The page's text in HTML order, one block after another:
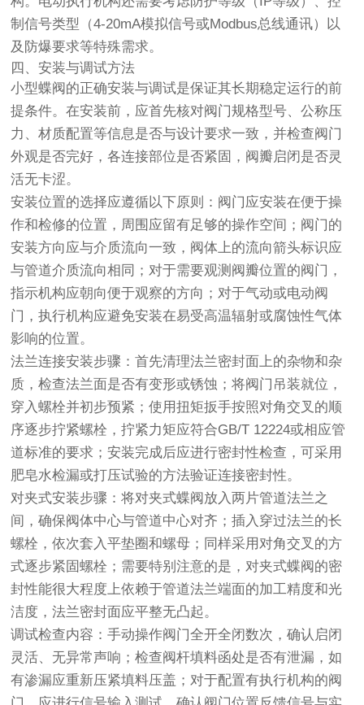
制信号类型（4-20mA模拟信号或Modbus总线通讯）以
及防爆要求等特殊需求。
四、安装与调试方法
小型蝶阀的正确安装与调试是保证其长期稳定运行的前
提条件。在安装前，应首先核对阀门规格型号、公称压
力、材质配置等信息是否与设计要求一致，并检查阀门
外观是否完好，各连接部位是否紧固，阀瓣启闭是否灵
活无卡涩。
安装位置的选择应遵循以下原则：阀门应安装在便于操
作和检修的位置，周围应留有足够的操作空间；阀门的
安装方向应与介质流向一致，阀体上的流向箭头标识应
与管道介质流向相同；对于需要观测阀瓣位置的阀门，
指示机构应朝向便于观察的方向；对于气动或电动阀
门，执行机构应避免安装在易受高温辐射或腐蚀性气体
影响的位置。
法兰连接安装步骤：首先清理法兰密封面上的杂物和杂
质，检查法兰面是否有变形或锈蚀；将阀门吊装就位，
穿入螺栓并初步预紧；使用扭矩扳手按照对角交叉的顺
序逐步拧紧螺栓，拧紧力矩应符合GB/T 12224或相应管
道标准的要求；安装完成后应进行密封性检查，可采用
肥皂水检漏或打压试验的方法验证连接密封性。
对夹式安装步骤：将对夹式蝶阀放入两片管道法兰之
间，确保阀体中心与管道中心对齐；插入穿过法兰的长
螺栓，依次套入平垫圈和螺母；同样采用对角交叉的方
式逐步紧固螺栓；需要特别注意的是，对夹式蝶阀的密
封性能很大程度上依赖于管道法兰端面的加工精度和光
洁度，法兰密封面应平整无凸起。
调试检查内容：手动操作阀门全开全闭数次，确认启闭
灵活、无异常声响；检查阀杆填料函处是否有泄漏，如
有渗漏应重新压紧填料压盖；对于配置有执行机构的阀